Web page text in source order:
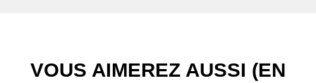
VOUS AIMEREZ AUSSI (EN